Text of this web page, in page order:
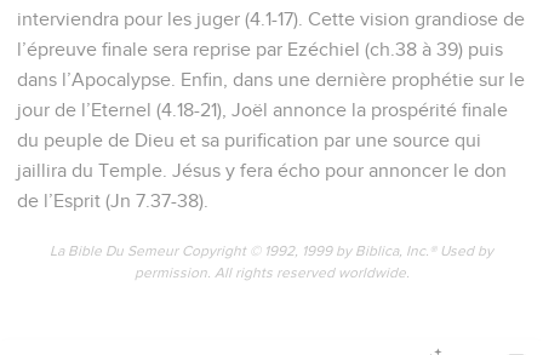
interviendra pour les juger (4.1-17). Cette vision grandiose de
l’épreuve finale sera reprise par Ezéchiel (ch.38 à 39) puis
dans l’Apocalypse. Enfin, dans une dernière prophétie sur le
jour de l’Eternel (4.18-21), Joël annonce la prospérité finale
du peuple de Dieu et sa purification par une source qui
jaillira du Temple. Jésus y fera écho pour annoncer le don
de l’Esprit (Jn 7.37-38).
La Bible Du Semeur Copyright © 1992, 1999 by Biblica, Inc.® Used by
permission. All rights reserved worldwide.